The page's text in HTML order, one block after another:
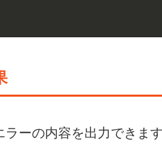
ーの内容を出力できます